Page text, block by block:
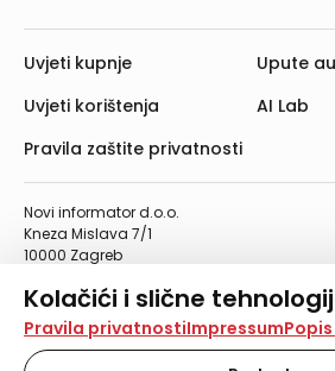
Kolačići i slične
Na našoj web stranici koristimo
tehnologije za pohranu, čitanje i
Pravila privatnostiImpressum
Novi informator d.o.o.
Kneza Mislava 7/1
10000 Zagreb
Telefaks: 01/4612-553
info@informator.hr
Uvjeti kupnje
Uvjeti korištenja
Pravila zaštite privatnosti
Upute
AI Lab